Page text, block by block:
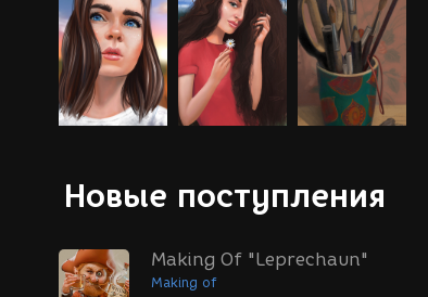
Новые поступления
Making Of "Leprechaun"
Making of